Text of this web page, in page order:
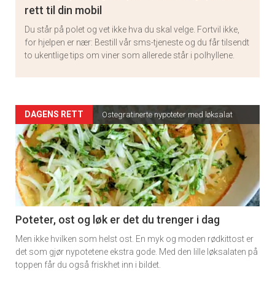
rett til din mobil
Du står på polet og vet ikke hva du skal velge. Fortvil ikke,
for hjelpen er nær: Bestill vår sms-tjeneste og du får tilsendt
to ukentlige tips om viner som allerede står i polhyllene.
Artikler
detail
-
section
11
DAGENS RETT Ostegratinerte nypoteter med løksalat
Poteter, ost og løk er det du trenger i dag
Men ikke hvilken som helst ost. En myk og moden rødkittost er
det som gjør nypotetene ekstra gode. Med den lille løksalaten på
toppen får du også friskhet inn i bildet.